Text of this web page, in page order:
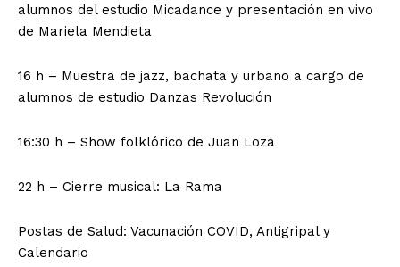
alumnos del estudio Micadance y presentación en vivo
de Mariela Mendieta
16 h – Muestra de jazz, bachata y urbano a cargo de
alumnos de estudio Danzas Revolución
16:30 h – Show folklórico de Juan Loza
22 h – Cierre musical: La Rama
Postas de Salud: Vacunación COVID, Antigripal y
Calendario